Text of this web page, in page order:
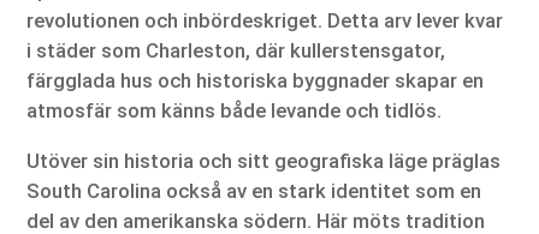
revolutionen och inbördeskriget. Detta arv lever kvar
i städer som Charleston, där kullerstensgator,
färgglada hus och historiska byggnader skapar en
atmosfär som känns både levande och tidlös.
Utöver sin historia och sitt geografiska läge präglas
South Carolina också av en stark identitet som en
del av den amerikanska södern. Här möts tradition